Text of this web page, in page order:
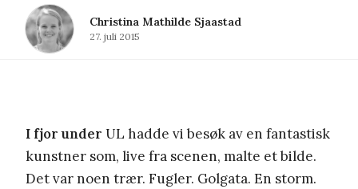
Christina Mathilde Sjaastad
27. juli 2015
I fjor under UL hadde vi besøk av en fantastisk
kunstner som, live fra scenen, malte et bilde.
Det var noen trær. Fugler. Golgata. En storm.